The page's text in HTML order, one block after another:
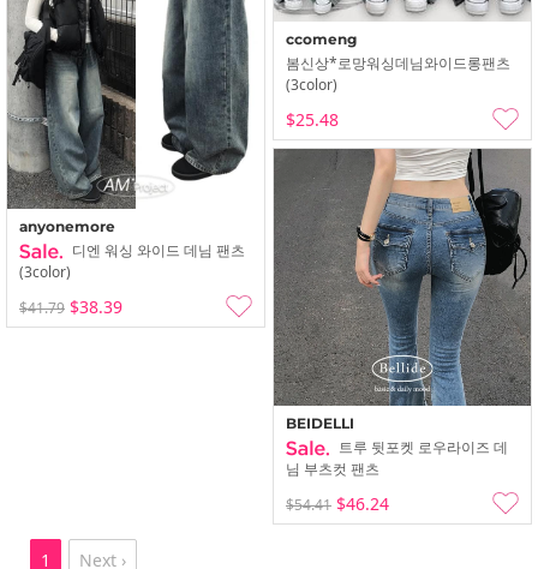
ccomeng
봄신상*로망워싱데님와이드롱팬츠
(3color)
$25.48
anyonemore
디엔 워싱 와이드 데님 팬츠
(3color)
$41.79 $38.39
BEIDELLI
트루 뒷포켓 로우라이즈 데
님 부츠컷 팬츠
$54.41 $46.24
1 Next ›